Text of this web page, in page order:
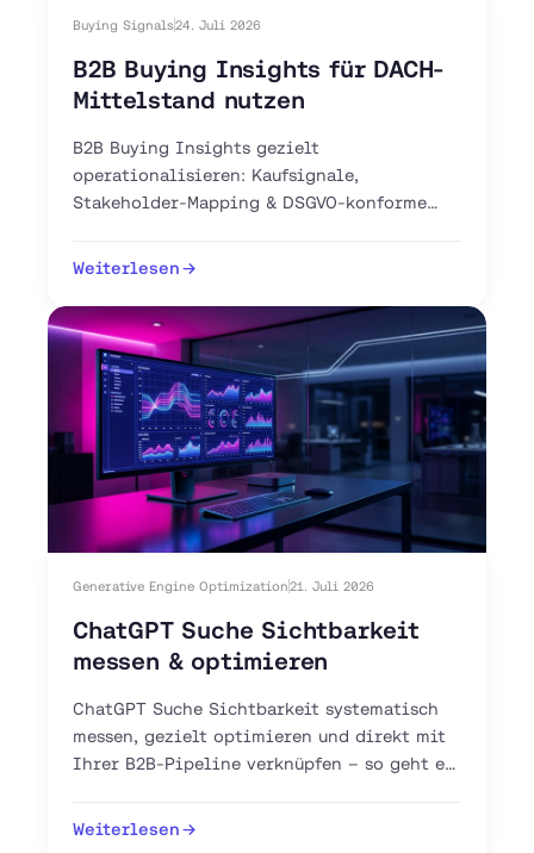
Buying Signals24. Juli 2026
B2B Buying Insights für DACH-
Mittelstand nutzen
B2B Buying Insights gezielt
operationalisieren: Kaufsignale,
Stakeholder-Mapping & DSGVO-konforme
Pipeline aufbauen.
Weiterlesen
Generative Engine Optimization21. Juli 2026
ChatGPT Suche Sichtbarkeit
messen & optimieren
ChatGPT Suche Sichtbarkeit systematisch
messen, gezielt optimieren und direkt mit
Ihrer B2B-Pipeline verknüpfen – so geht es
Weiterlesen